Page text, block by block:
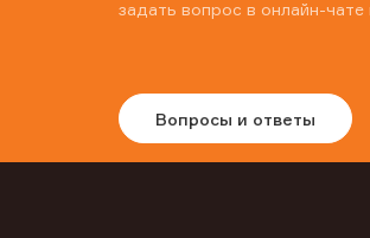
задать вопрос в онлайн-чате
Вопросы и ответы